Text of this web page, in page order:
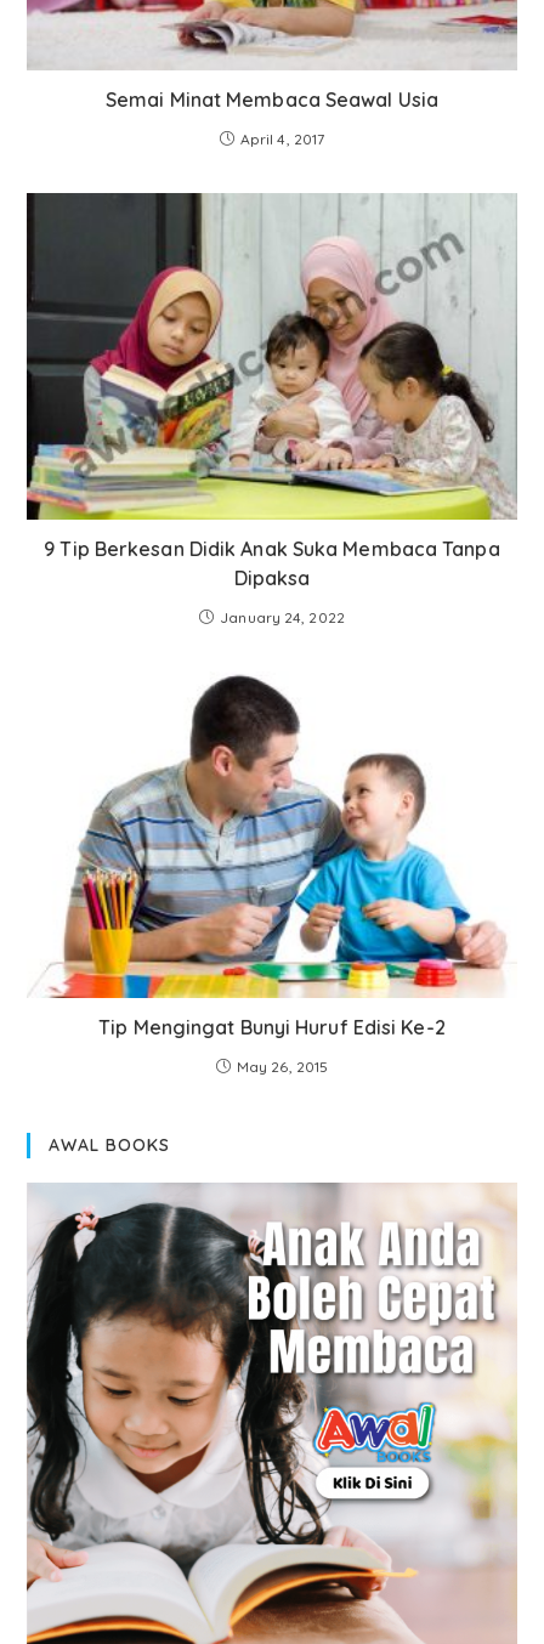
Semai Minat Membaca Seawal Usia
April 4, 2017
9 Tip Berkesan Didik Anak Suka Membaca Tanpa
Dipaksa
January 24, 2022
Tip Mengingat Bunyi Huruf Edisi Ke-2
May 26, 2015
AWAL BOOKS